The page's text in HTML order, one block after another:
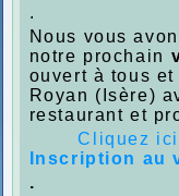
.
Nous vous
notre prochain
ouvert à tous
Royan (Isère)
restaurant et
Cliquez
Inscription au
.